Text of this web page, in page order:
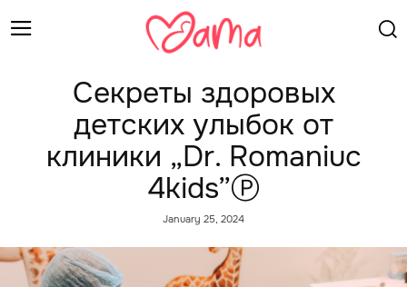
Секреты здоровых
детских улыбок от
клиники „Dr. Romaniuc
4kids”Ⓟ
January 25, 2024